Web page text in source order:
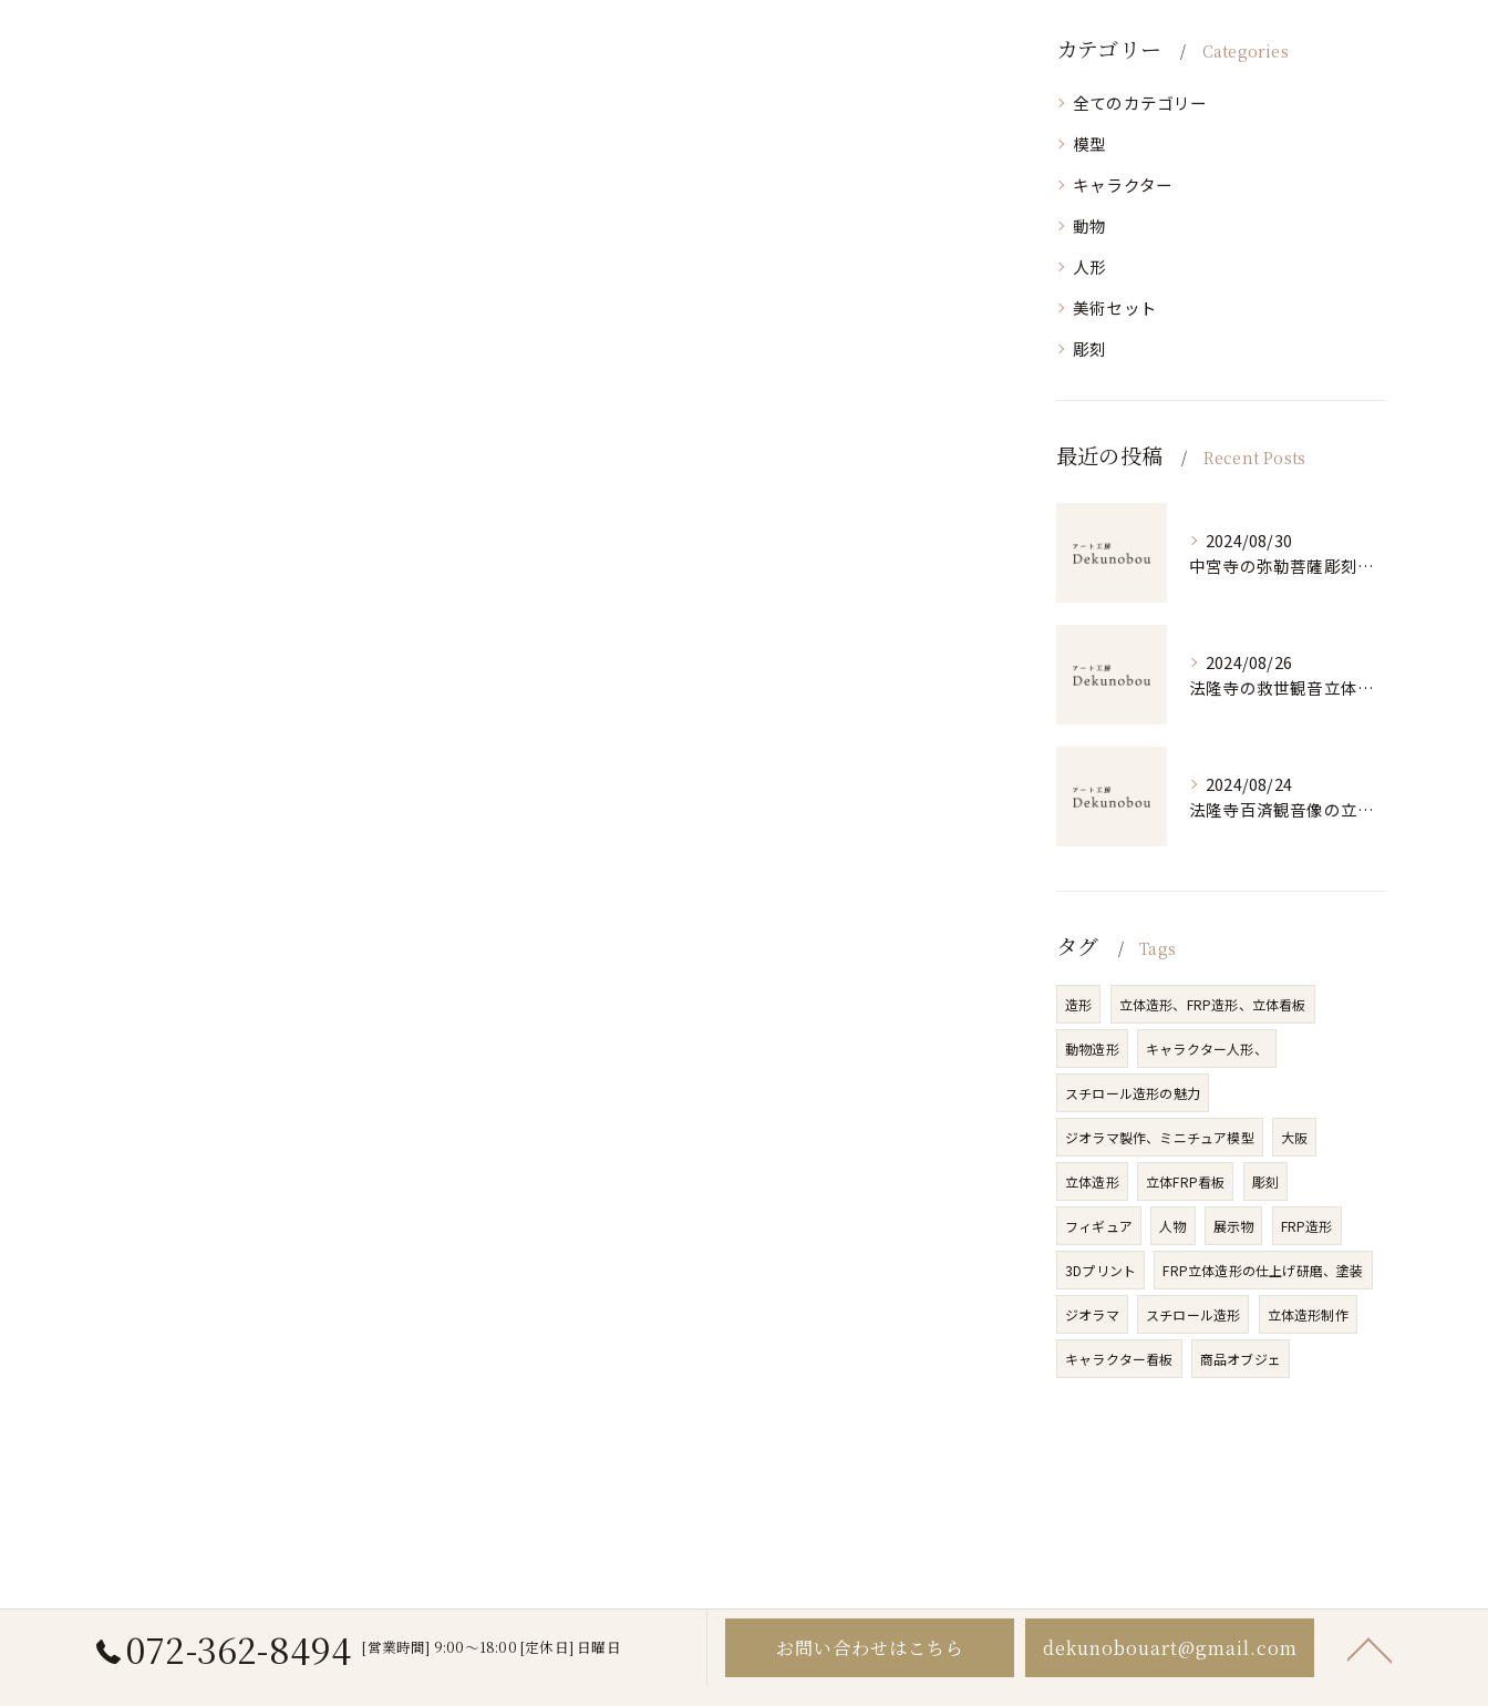
カテゴリー Categories
全てのカテゴリー
模型
キャラクター
動物
人形
美術セット
彫刻
最近の投稿 Recent Posts
2024/08/30
中宮寺の弥勒菩薩彫刻美の探求
2024/08/26
法隆寺の救世観音立体造形の魅力
2024/08/24
法隆寺百済観音像の立体美と仏教の深淵
タグ Tags
造形 立体造形、FRP造形、立体看板
動物造形 キャラクター人形、
スチロール造形の魅力
ジオラマ製作、ミニチュア模型 大阪
立体造形 立体FRP看板 彫刻
フィギュア 人物​ 展示物 FRP造形
3Dプリント FRP立体造形の仕上げ研磨、塗装
ジオラマ スチロール造形 立体造形制作
キャラクター看板 商品オブジェ
072-362-8494 [営業時間] 9:00～18:00 [定休日] 日曜日 お問い合わせはこちら dekunobouart@gmail.com